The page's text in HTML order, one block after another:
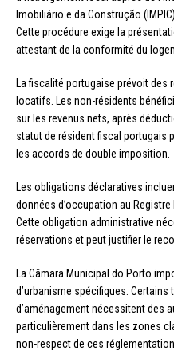
Imobiliário e da Construção
Cette procédure exige la
attestant de la conformité du
La fiscalité portugaise prévoit des
locatifs. Les non-résidents
sur les revenus nets, après
statut de résident fiscal portugais
les accords de double imposition.
Les obligations déclaratives
données d’occupation au Registre
Cette obligation administrative
réservations et peut justifier le
La Câmara Municipal do Porto
d’urbanisme spécifiques. Certains
d’aménagement nécessitent des
particulièrement dans les zones
non-respect de ces